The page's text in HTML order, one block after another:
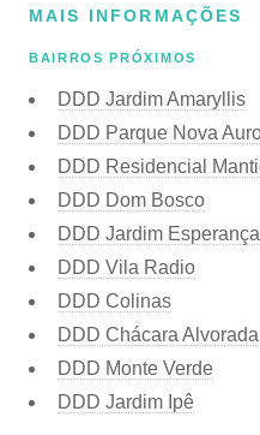
MAIS INFORMAÇÕES
BAIRROS PRÓXIMOS
DDD Jardim Amaryllis
DDD Parque Nova
DDD Residencial
DDD Dom Bosco
DDD Jardim Esperança
DDD Vila Radio
DDD Colinas
DDD Chácara Alvorada
DDD Monte Verde
DDD Jardim Ipê